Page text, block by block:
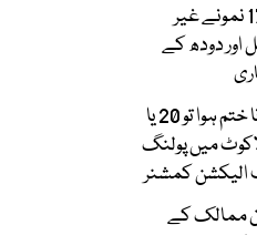
491 میں سے 176 نمونے غیر
اور دودھ کے
آزاد کشمیر: دھرنا ختم ہوا تو 20 یا
میں پولنگ
کمشنر
ممالک کے